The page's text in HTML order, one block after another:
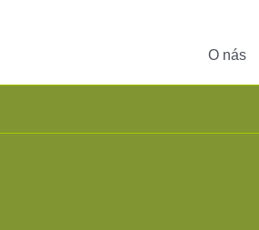
O nás